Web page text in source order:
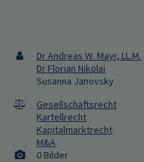
Dr Andreas W. Mayr, LL.M.
Dr Florian Nikolai
Susanna Janovsky
Gesellschaftsrecht
Kartellrecht
Kapitalmarktrecht
M&A
0 Bilder